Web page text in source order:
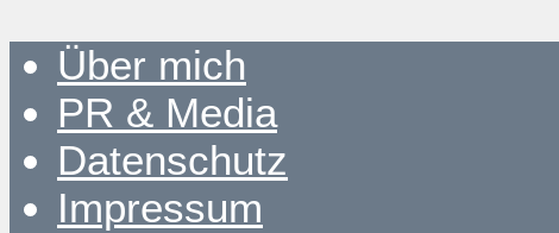
Über mich
PR & Media
Datenschutz
Impressum